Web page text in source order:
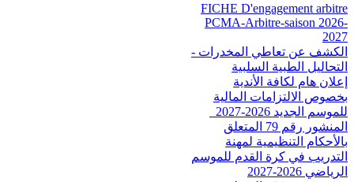
FICHE D'engagement arbitre
PCMA-Arbitre-saison 2026-
2027
الكشف عن تعاطي المخدرات -
التحاليل الطبية السلبية
إعلان هام لكافة الأندية
بخصوص الالتزامات المالية
للموسم الجديد 2026-2027_
المنشور رقم 79 المتعلق
بالأحكام التنظيمية لمهنة
التدريب في كرة القدم للموسم
الرياضي 2026-2027